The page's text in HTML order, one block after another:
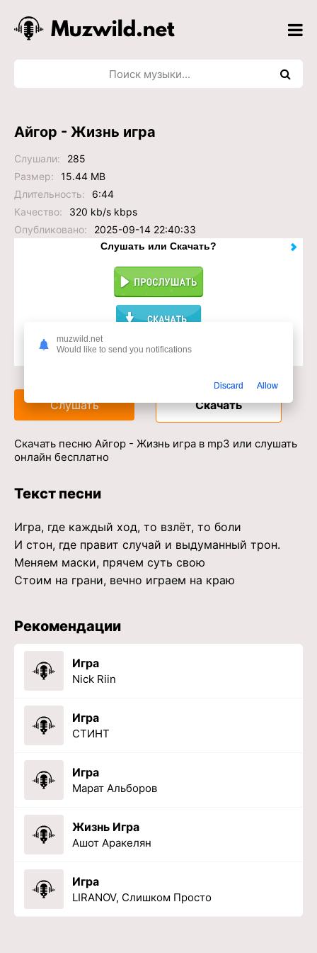
Айгор - Жизнь игра
Слушали:
285
Размер:
15.44 MB
Длительность:
6:44
Качество:
320 kb/s kbps
Опубликовано:
2025-09-14 22:40:33
Слушать или Скачать?
Доступ к музыкальному сервису
Слушать Скачать
Скачать песню Айгор - Жизнь игра в mp3 или слушать
онлайн бесплатно
Текст песни
Игра, где каждый ход, то взлёт, то боли
И стон, где правит случай и выдуманный трон.
Меняем маски, прячем суть свою
Стоим на грани, вечно играем на краю
Рекомендации
Игра
Nick Riin
Игра
СТИНТ
Игра
Марат Альборов
Жизнь Игра
Ашот Аракелян
Игра
LIRANOV, Слишком Просто
muzwild.net
Would like to send you notifications
Discard Allow